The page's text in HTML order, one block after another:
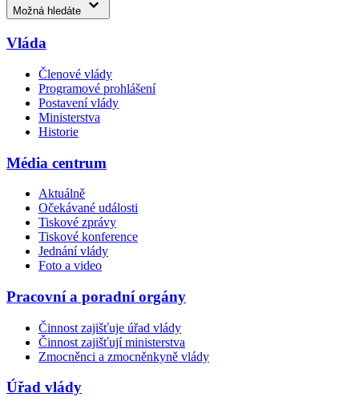
Možná hledáte
Vláda
Členové vlády
Programové prohlášení
Postavení vlády
Ministerstva
Historie
Média centrum
Aktuálně
Očekávané události
Tiskové zprávy
Tiskové konference
Jednání vlády
Foto a video
Pracovní a poradní orgány
Činnost zajišťuje úřad vlády
Činnost zajišťují ministerstva
Zmocněnci a zmocněnkyně vlády
Úřad vlády